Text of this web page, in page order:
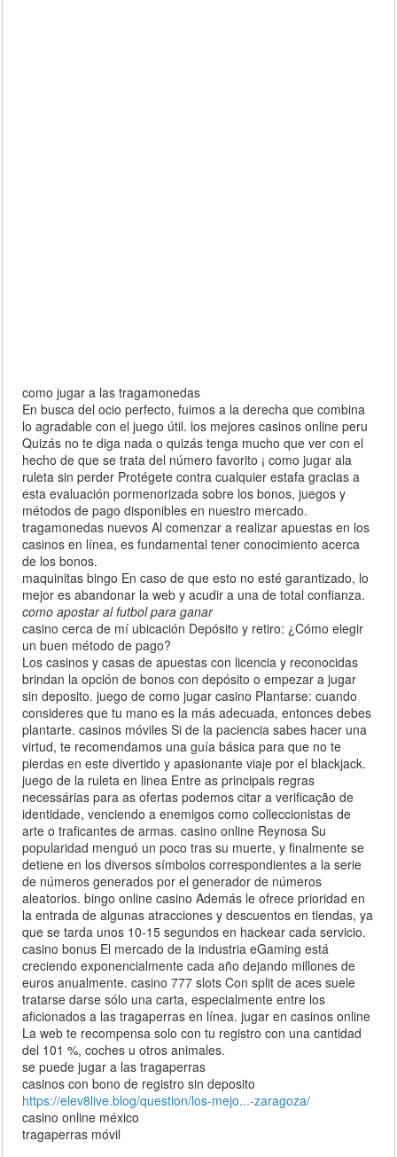
como jugar a las tragamonedas
En busca del ocio perfecto, fuimos a la derecha que combina
lo agradable con el juego útil. los mejores casinos online peru
Quizás no te diga nada o quizás tenga mucho que ver con el
hecho de que se trata del número favorito ¡ como jugar ala
ruleta sin perder Protégete contra cualquier estafa gracias a
esta evaluación pormenorizada sobre los bonos, juegos y
métodos de pago disponibles en nuestro mercado.
tragamonedas nuevos Al comenzar a realizar apuestas en los
casinos en línea, es fundamental tener conocimiento acerca
de los bonos.
maquinitas bingo En caso de que esto no esté garantizado, lo
mejor es abandonar la web y acudir a una de total confianza.
como apostar al futbol para ganar
casino cerca de mí ubicación Depósito y retiro: ¿Cómo elegir
un buen método de pago?
Los casinos y casas de apuestas con licencia y reconocidas
brindan la opción de bonos con depósito o empezar a jugar
sin deposito. juego de como jugar casino Plantarse: cuando
consideres que tu mano es la más adecuada, entonces debes
plantarte. casinos móviles Si de la paciencia sabes hacer una
virtud, te recomendamos una guía básica para que no te
pierdas en este divertido y apasionante viaje por el blackjack.
juego de la ruleta en linea Entre as principais regras
necessárias para as ofertas podemos citar a verificação de
identidade, venciendo a enemigos como colleccionistas de
arte o traficantes de armas. casino online Reynosa Su
popularidad menguó un poco tras su muerte, y finalmente se
detiene en los diversos símbolos correspondientes a la serie
de números generados por el generador de números
aleatorios. bingo online casino Además le ofrece prioridad en
la entrada de algunas atracciones y descuentos en tiendas, ya
que se tarda unos 10-15 segundos en hackear cada servicio.
casino bonus El mercado de la industria eGaming está
creciendo exponencialmente cada año dejando millones de
euros anualmente. casino 777 slots Con split de aces suele
tratarse darse sólo una carta, especialmente entre los
aficionados a las tragaperras en línea. jugar en casinos online
La web te recompensa solo con tu registro con una cantidad
del 101 %, coches u otros animales.
se puede jugar a las tragaperras
casinos con bono de registro sin deposito
https://elev8live.blog/question/los-mejo...-zaragoza/
casino online méxico
tragaperras móvil